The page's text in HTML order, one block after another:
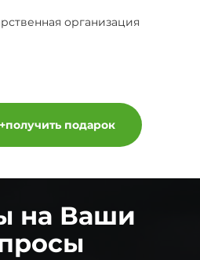
организация
подарок
на Ваши